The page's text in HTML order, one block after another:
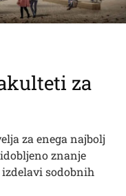
za
za enega najbolj
znanje
sodobnih